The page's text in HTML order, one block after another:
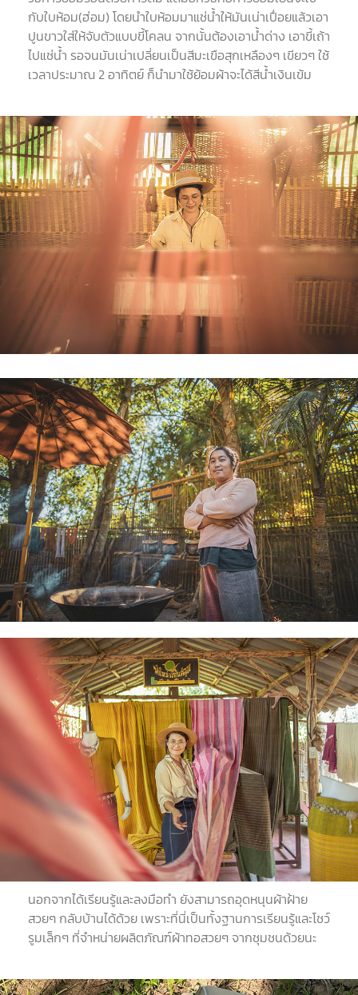
กับใบห้อม(ฮ่อม) โดยนำใบห้อมมาแช่น้ำให้มันเน่าเปื่อยแล้วเอา
ปูนขาวใส่ให้จับตัวแบบขี้โคลน จากนั้นต้องเอาน้ำด่าง เอาขี้เถ้า
ไปแช่น้ำ รอจนมันเน่าเปลี่ยนเป็นสีมะเขือสุกเหลืองๆ เขียวๆ ใช้
เวลาประมาณ2อาทิตย์ ก็นำมาใช้ย้อมผ้าจะได้สีน้ำเงินเข้ม
นอกจากได้เรียนรู้และลงมือทำ ยังสามารถอุดหนุนผ้าฝ้าย
สวยๆ กลับบ้านได้ด้วย เพราะที่นี่เป็นทั้งฐานการเรียนรู้และโชว์
รูมเล็กๆ ที่จำหน่ายผลิตภัณฑ์ผ้าทอสวยๆ จากชุมชนด้วยนะ